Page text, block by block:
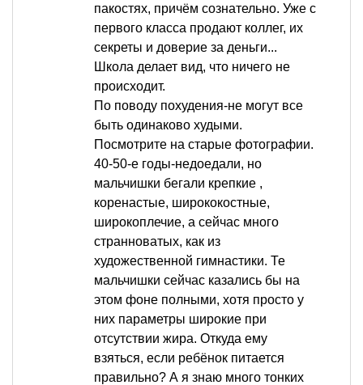
пакостях, причём сознательно. Уже с
первого класса продают коллег, их
секреты и доверие за деньги...
Школа делает вид, что ничего не
происходит.
По поводу похудения-не могут все
быть одинаково худыми.
Посмотрите на старые фотографии.
40-50-е годы-недоедали, но
мальчишки бегали крепкие ,
коренастые, ширококостные,
широкоплечие, а сейчас много
странноватых, как из
художественной гимнастики. Те
мальчишки сейчас казались бы на
этом фоне полными, хотя просто у
них параметры широкие при
отсутствии жира. Откуда ему
взяться, если ребёнок питается
правильно? А я знаю много тонких